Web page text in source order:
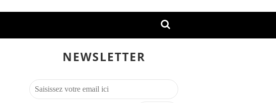
NEWSLETTER